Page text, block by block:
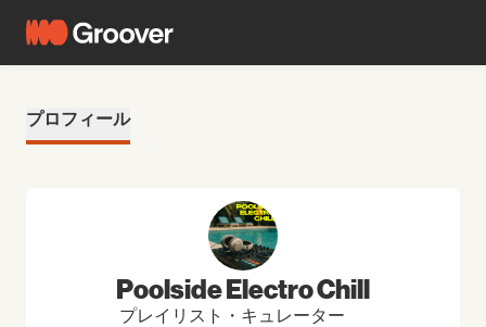
プロフィール
Poolside Electro Chill
プレイリスト・キュレーター